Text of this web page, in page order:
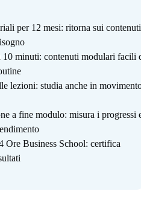
per 12 mesi: ritorna sui contenuti
minuti: contenuti modulari facili
lezioni: studia anche in
a fine modulo: misura i progressi
Ore Business School: certifica